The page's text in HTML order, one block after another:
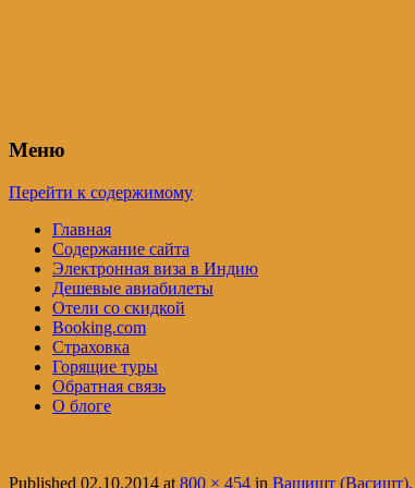
Меню
Перейти к содержимому
Главная
Содержание сайта
Электронная виза в Индию
Дешевые авиабилеты
Отели со скидкой
Booking.com
Страховка
Горящие туры
Обратная связь
О блоге
Published 02.10.2014 at800 × 454 in Вашишт (Васишт),